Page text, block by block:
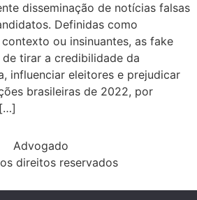
disseminação de notícias falsas
Definidas como
ou insinuantes, as fake
tirar a credibilidade da
influenciar eleitores e prejudicar
brasileiras de 2022, por
Advogado
direitos reservados